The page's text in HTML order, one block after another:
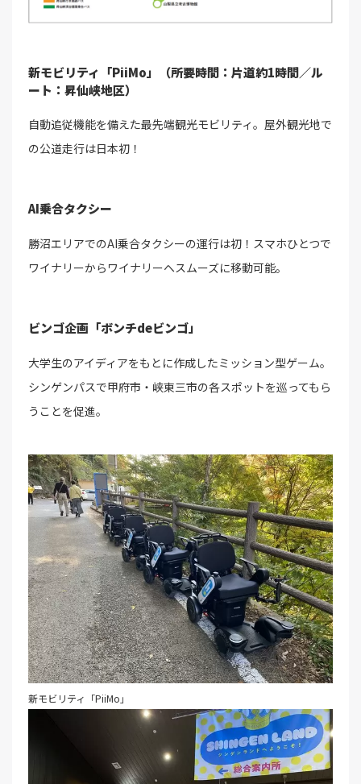
新モビリティ「PiiMo」（所要時間：片道約1時間／ル
ート：昇仙峡地区）
自動追従機能を備えた最先端観光モビリティ。屋外観光地で
の公道走行は日本初！
AI乗合タクシー
勝沼エリアでのAI乗合タクシーの運行は初！スマホひとつで
ワイナリーからワイナリーへスムーズに移動可能。
ビンゴ企画「ボンチdeビンゴ」
大学生のアイディアをもとに作成したミッション型ゲーム。
シンゲンパスで甲府市・峡東三市の各スポットを巡ってもら
うことを促進。
新モビリティ「PiiMo」